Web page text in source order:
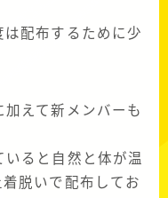
配布するために少
えて新メンバーも
ると自然と体が温
脱いで配布してお